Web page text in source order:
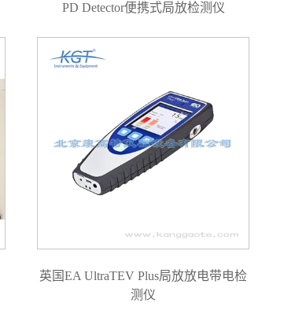
PD Detector便携式局放检测仪
英国EA UltraTEV Plus局放放电带电检
测仪